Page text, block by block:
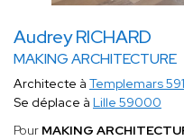
Audrey RICHARD
MAKING ARCHITECTURE
Architecte à Templemars
Se déplace à Lille 59000
Pour MAKING